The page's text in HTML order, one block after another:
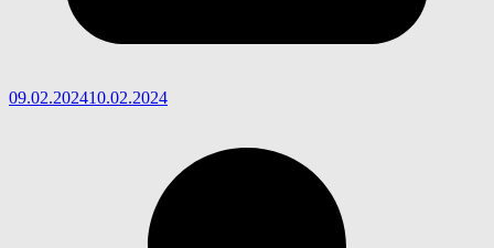
09.02.202410.02.2024